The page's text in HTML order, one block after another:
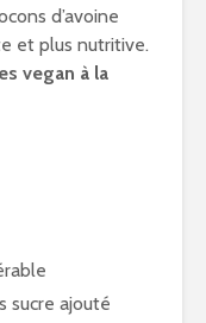
d’avoine
et plus nutritive.
vegan à la
sucre ajouté